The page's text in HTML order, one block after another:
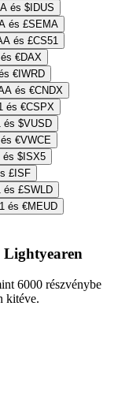
és $IDUS
és £SEMA
és £CS51
€DAX
€IWRD
és €CNDX
és €CSPX
és $VUSD
€VWCE
és $ISX5
£ISF
és £SWLD
és €MEUD
Lightyearen
6000 részvénybe
kitéve.